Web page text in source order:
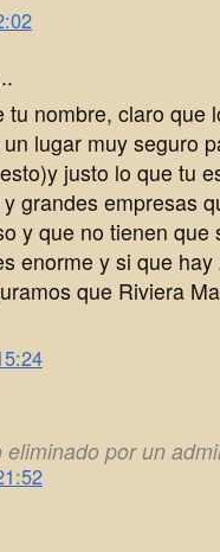
tu nombre, claro que
lugar muy seguro
justo lo que tu
grandes empresas
y que no tienen que
enorme y si que
que Riviera
por un